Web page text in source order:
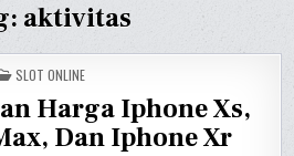
aktivitas
POSTED
IN
SLOT ONLINE
Harga Iphone Xs,
Dan Iphone Xr